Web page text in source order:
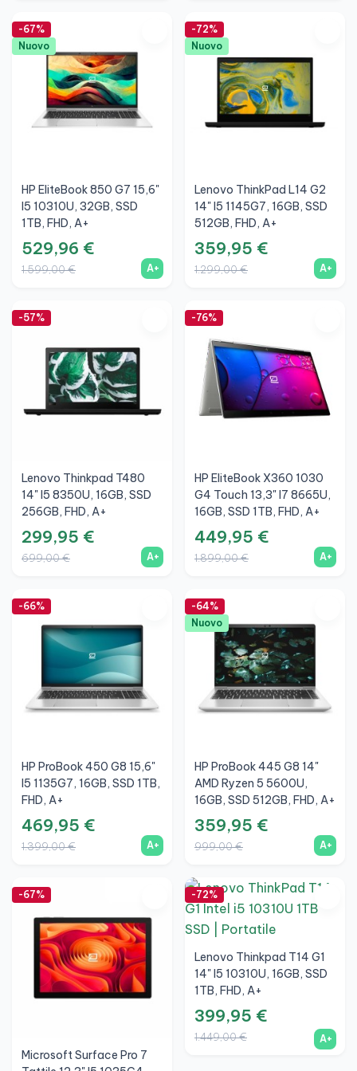
-67%
Nuovo
HP EliteBook 850 G7 15,6"
I5 10310U, 32GB, SSD
1TB, FHD, A+
529,96 €
1.599,00 € A+
-72%
Nuovo
Lenovo ThinkPad L14 G2
14" I5 1145G7, 16GB, SSD
512GB, FHD, A+
359,95 €
1.299,00 € A+
-57%
Lenovo Thinkpad T480
14" I5 8350U, 16GB, SSD
256GB, FHD, A+
299,95 €
699,00 € A+
-76%
HP EliteBook X360 1030
G4 Touch 13,3" I7 8665U,
16GB, SSD 1TB, FHD, A+
449,95 €
1.899,00 € A+
-66%
HP ProBook 450 G8 15,6"
I5 1135G7, 16GB, SSD 1TB,
FHD, A+
469,95 €
1.399,00 € A+
-64%
Nuovo
HP ProBook 445 G8 14"
AMD Ryzen 5 5600U,
16GB, SSD 512GB, FHD, A+
359,95 €
999,00 € A+
-67%
Microsoft Surface Pro 7
-72%
Lenovo Thinkpad T14 G1
14" I5 10310U, 16GB, SSD
1TB, FHD, A+
399,95 €
1.449,00 € A+